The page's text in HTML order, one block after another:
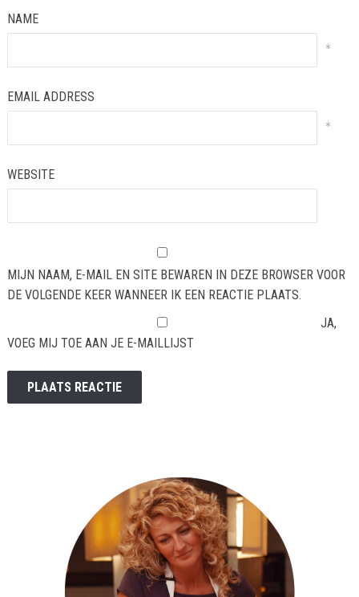
NAME
*
EMAIL ADDRESS
*
WEBSITE
MIJN NAAM, E-MAIL EN SITE BEWAREN IN DEZE BROWSER VOOR
DE VOLGENDE KEER WANNEER IK EEN REACTIE PLAATS.
JA,
VOEG MIJ TOE AAN JE E-MAILLIJST